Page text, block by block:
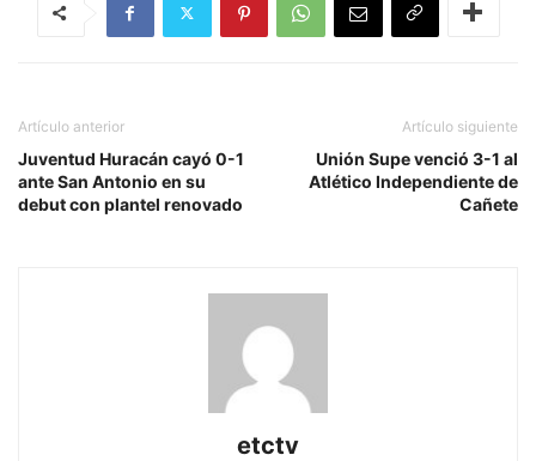
Artículo anterior
Juventud Huracán cayó 0-1
ante San Antonio en su
debut con plantel renovado
Artículo siguiente
Unión Supe venció 3-1 al
Atlético Independiente de
Cañete
etctv